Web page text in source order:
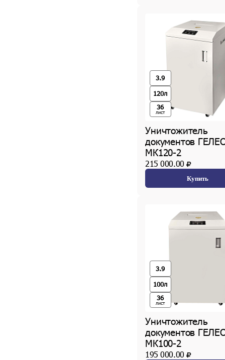
3.9
120л
36
лист
Уничтожитель
документов
МК120-2
215 000.00
Купить
3.9
100л
36
лист
Уничтожитель
документов
МК100-2
195 000.00